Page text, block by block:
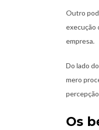
Outro
execução
empresa.
Do lado
mero
Os